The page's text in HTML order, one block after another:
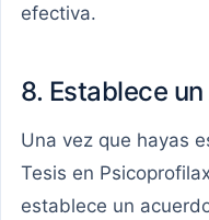
efectiva.
8. Establece
Una vez que hayas
Tesis en
establece un